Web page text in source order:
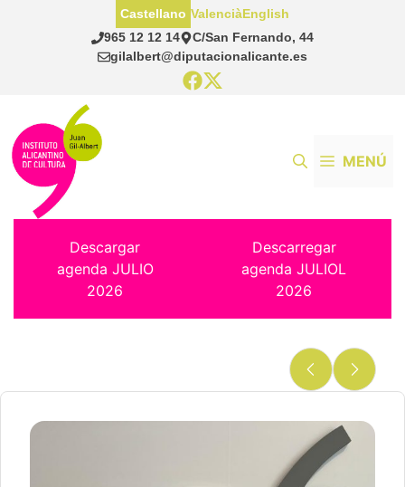
965 12 12 14
C/San Fernando, 44
gilalbert@diputacionalicante.es
Castellano ValenciàEnglish
MENÚ
Descargar
agenda JULIO
2026
Descarregar
agenda JULIOL
2026